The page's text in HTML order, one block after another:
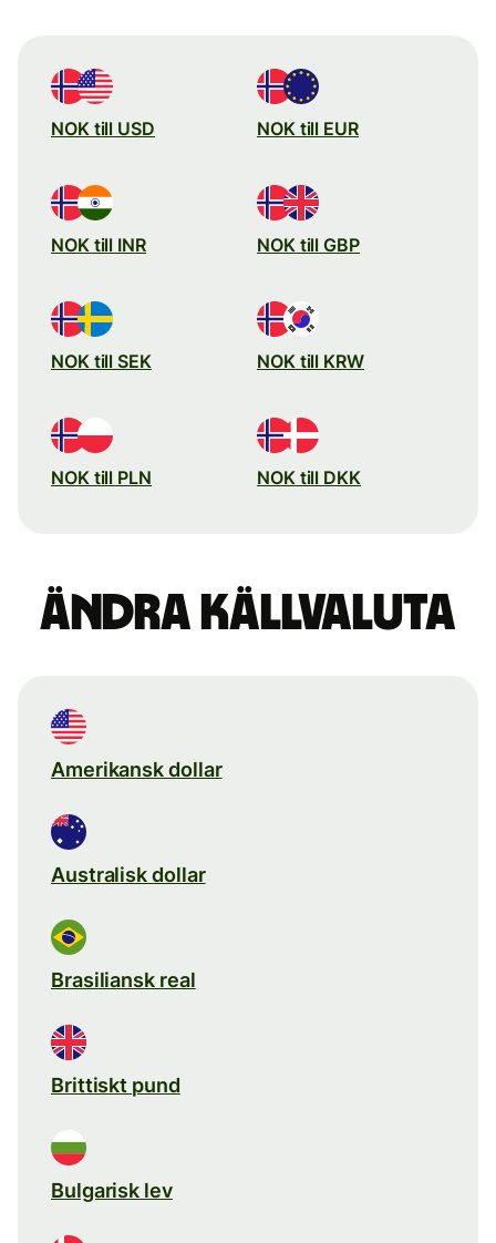
NOK till USD NOK till EUR
NOK till INR NOK till GBP
NOK till SEK NOK till KRW
NOK till PLN NOK till DKK
Ändra källvaluta
Amerikansk dollar
Australisk dollar
Brasiliansk real
Brittiskt pund
Bulgarisk lev